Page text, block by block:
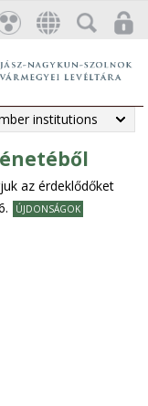
institutions
az érdeklődőket
ÚJDONSÁGOK